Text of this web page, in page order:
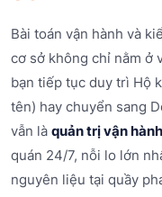
Bài toán vận hành và
cơ sở không chỉ nằm ở
bạn tiếp tục duy trì Hộ
tên) hay chuyển sang
vẫn là quản trị vận
quán 24/7, nỗi lo lớn
nguyên liệu tại quầy